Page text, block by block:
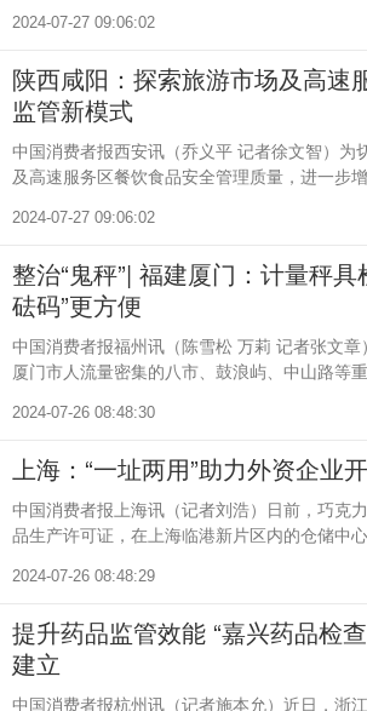
2024-07-27 09:06:02
陕西咸阳：探索旅游市场及高速
监管新模式
中国消费者报西安讯（乔义平 记者徐文智）为
及高速服务区餐饮食品安全管理质量，进一步
2024-07-27 09:06:02
整治“鬼秤”| 福建厦门：计量秤
砝码”更方便
中国消费者报福州讯（陈雪松 万莉 记者张文
厦门市人流量密集的八市、鼓浪屿、中山路等
2024-07-26 08:48:30
上海：“一址两用”助力外资企业
中国消费者报上海讯（记者刘浩）日前，巧克
品生产许可证，在上海临港新片区内的仓储中
2024-07-26 08:48:29
提升药品监管效能 “嘉兴药品检
建立
中国消费者报杭州讯（记者施本允）近日，浙